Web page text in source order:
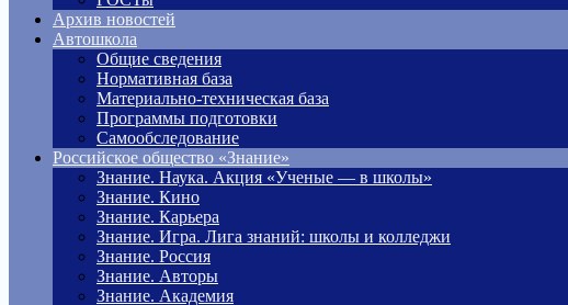
Архив новостей
Автошкола
Общие сведения
Нормативная база
Материально-техническая база
Программы подготовки
Самообследование
Российское общество «Знание»
Знание. Наука. Акция «Ученые — в школы»
Знание. Кино
Знание. Карьера
Знание. Игра. Лига знаний: школы и колледжи
Знание. Россия
Знание. Авторы
Знание. Академия